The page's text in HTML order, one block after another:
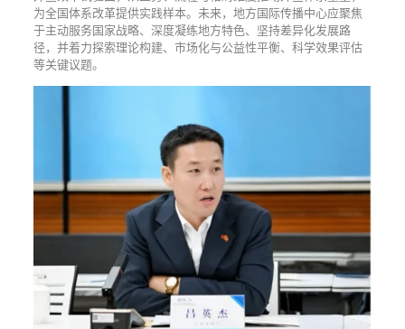
为全国体系改革提供实践样本。未来，地方国际传播中心应聚焦
于主动服务国家战略、深度凝练地方特色、坚持差异化发展路
径，并着力探索理论构建、市场化与公益性平衡、科学效果评估
等关键议题。